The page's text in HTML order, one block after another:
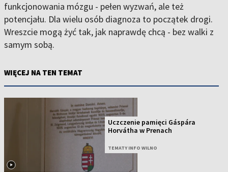
funkcjonowania mózgu - pełen wyzwań, ale też
potencjału. Dla wielu osób diagnoza to początek drogi.
Wreszcie mogą żyć tak, jak naprawdę chcą - bez walki z
samym sobą.
WIĘCEJ NA TEN TEMAT
Uczczenie pamięci Gáspára
Horvátha w Prenach
TEMATY INFO WILNO